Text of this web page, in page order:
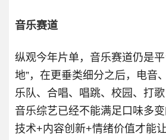
音乐赛道
纵观今年片单，音乐赛道仍是
地”，在更垂类细分之后，电音
乐队、合唱、唱跳、校园、打
音乐综艺已经不能满足口味多
技术+内容创新+情绪价值才能